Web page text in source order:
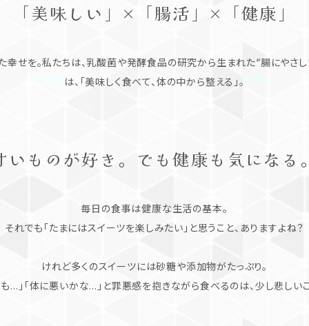
「美味しい」×「腸活」×「健康」
幸せを。私たちは、乳酸菌や発酵食品の研究から生まれた“腸にやさ
は、「美味しく食べて、体の中から整える」。
いものが好き。でも健康も気になる
毎日の食事は健康な生活の基本。
それでも「たまにはスイーツを楽しみたい」と思うこと、ありますよね？
けれど多くのスイーツには砂糖や添加物がたっぷり。
…」「体に悪いかな…」と罪悪感を抱きながら食べるのは、少し悲しい